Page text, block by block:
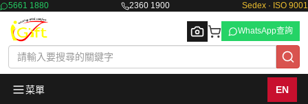
5661 1880 2360 1900 Sedex · ISO 9001
WhatsApp查詢
菜單 EN